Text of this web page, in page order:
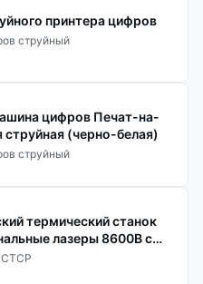
принтера цифров
струйный
цифров Печат-на-
струйная (черно-белая)
струйный
термический станок
лазеры 8600B с
27/ч